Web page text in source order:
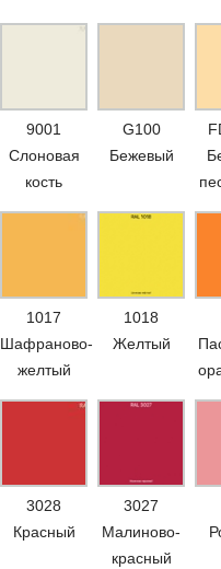
9001
Слоновая
кость
G100
Бежевый
1017
Шафраново-
желтый
1018
Желтый
3028
Красный
3027
Малиново-
красный